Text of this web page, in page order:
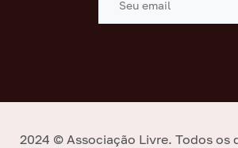
2024 © Associação Livre. Todos os